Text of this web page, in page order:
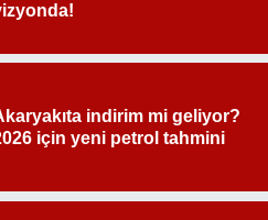
indirim mi geliyor?
için yeni petrol tahmini